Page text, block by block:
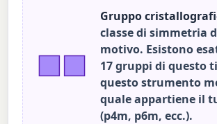
Gruppo
classe di simmetria
motivo. Esistono
17 gruppi di questo
questo strumento
quale appartiene il
(p4m, p6m, ecc.).